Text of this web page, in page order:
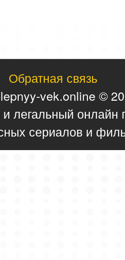
Обратная связь
vek.online ©
легальный онлайн
сериалов и